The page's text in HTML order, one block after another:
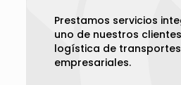
Prestamos servicios
uno de nuestros
logística de
empresariales.